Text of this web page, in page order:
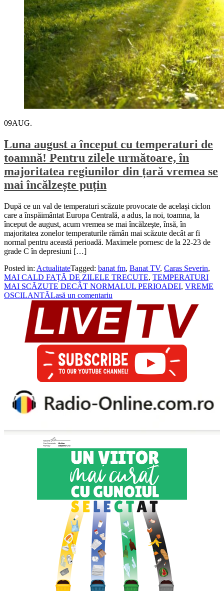
09AUG.
Luna august a început cu temperaturi de
toamnă! Pentru zilele următoare, în
majoritatea regiunilor din țară vremea se
mai încălzește puțin
După ce un val de temperaturi scăzute provocate de același ciclon
care a înspăimântat Europa Centrală, a adus, la noi, toamna, la
început de august, acum vremea se mai încălzeşte, însă, în
majoritatea zonelor temperaturile rămân mai scăzute decât ar fi
normal pentru această perioadă. Maximele pornesc de la 22-23 de
grade C în depresiuni […]
Posted in: ActualitateTagged: banat fm, Banat TV, Caras Severin,
MAI CALD FAȚĂ DE ZILELE TRECUTE, TEMPERATURI
MAI SCĂZUTE DECÂT NORMALUL PERIOADEI, VREME
OSCILANTĂLasă un comentariu